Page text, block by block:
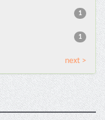
1
1
next >